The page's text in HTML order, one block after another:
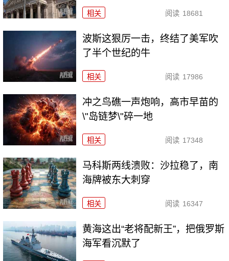
相关 阅读 18681
波斯这狠厉一击，终结了美军吹
了半个世纪的牛
相关 阅读 17986
冲之鸟礁一声炮响，高市早苗的
\"岛链梦\"碎一地
相关 阅读 17348
马科斯两线溃败：沙拉稳了，南
海牌被东大刺穿
相关 阅读 16347
黄海这出“老将配新王”，把俄罗斯
海军看沉默了